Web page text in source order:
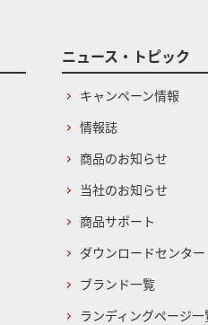
ニュース・トピック
キャンペーン情報
情報誌
商品のお知らせ
当社のお知らせ
商品サポート
ダウンロードセンター
ブランド一覧
ランディングページ一